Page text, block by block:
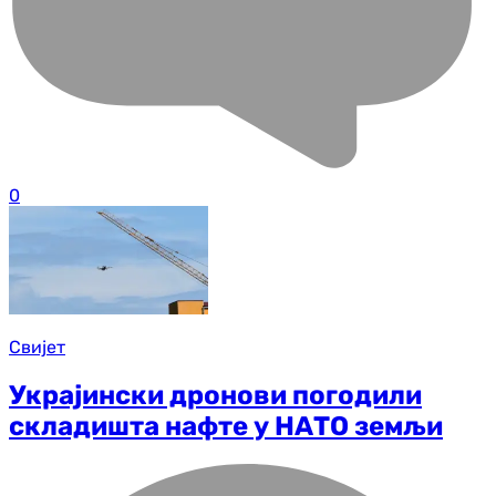
0
Свијет
Украјински дронови погодили
складишта нафте у НАТО земљи